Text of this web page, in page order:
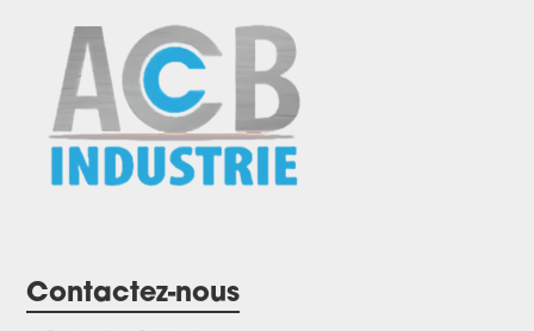
Contactez-nous